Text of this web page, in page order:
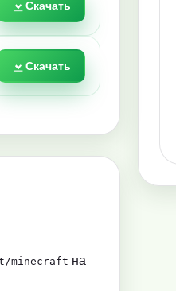
Скачать
Скачать
minecraft на